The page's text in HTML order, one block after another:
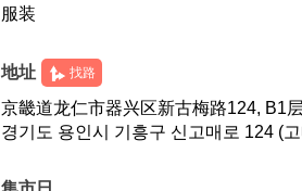
服装
地址 找路
京畿道龙仁市器兴区新古梅路124, B1
경기도 용인시 기흥구 신고매로 124 (